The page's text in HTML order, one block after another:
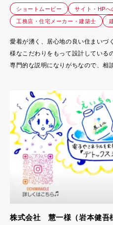
ショートムービー サイト・HPへ
工務店・住宅メーカー・建築士
愛着が湧く、居心地の良い住まいづ
様なこだわりをもって設計している
専門的な説明になりがちなので、相
株式会社 慧一様（岩本健吾